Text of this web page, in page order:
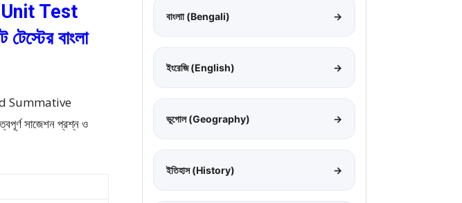
Test
বাংলা
Summative
সাজেশন প্রশ্ন ও
বাংলাা (Bengali) →
ইংরেজি (English) →
ভূগোল (Geography) →
ইতিহাস (History) →